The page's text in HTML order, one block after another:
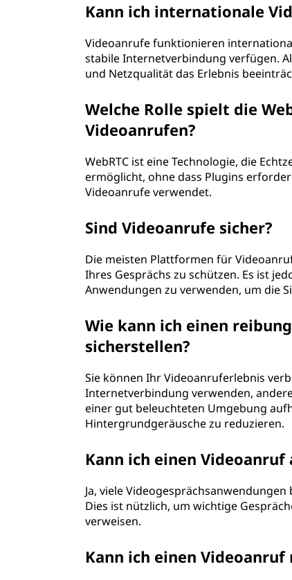
Kann ich internationale
Videoanrufe funktionieren
stabile Internetverbindung verfügen.
und Netzqualität das Erlebnis
Welche Rolle spielt die
Videoanrufen?
WebRTC ist eine Technologie, die
ermöglicht, ohne dass Plugins
Videoanrufe verwendet.
Sind Videoanrufe sicher?
Die meisten Plattformen für
Ihres Gesprächs zu schützen. Es ist
Anwendungen zu verwenden, um die
Wie kann ich einen
sicherstellen?
Sie können Ihr Videoanruferlebnis
Internetverbindung verwenden,
einer gut beleuchteten Umgebung
Hintergrundgeräusche zu reduzieren.
Kann ich einen Videoanruf
Ja, viele
Dies ist nützlich, um wichtige
verweisen.
Kann ich einen